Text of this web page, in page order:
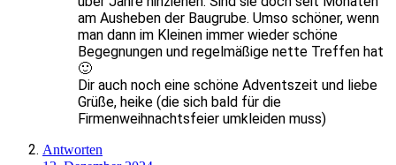
am Ausheben der Baugrube. Umso schöner, wenn
man dann im Kleinen immer wieder schöne
Begegnungen und regelmäßige nette Treffen hat
🙂
Dir auch noch eine schöne Adventszeit und liebe
Grüße, heike (die sich bald für die
Firmenweihnachtsfeier umkleiden muss)
Antworten